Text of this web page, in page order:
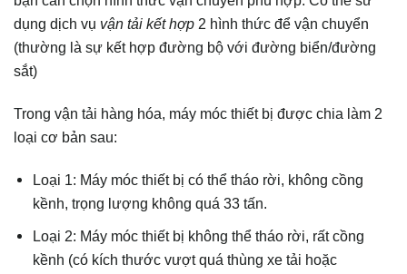
dụng dịch vụ vận tải kết hợp 2 hình thức để vận chuyển
(thường là sự kết hợp đường bộ với đường biển/đường
sắt)
Trong vận tải hàng hóa, máy móc thiết bị được chia làm 2
loại cơ bản sau:
Loại 1: Máy móc thiết bị có thể tháo rời, không cồng
kềnh, trọng lượng không quá 33 tấn.
Loại 2: Máy móc thiết bị không thể tháo rời, rất cồng
kềnh (có kích thước vượt quá thùng xe tải hoặc